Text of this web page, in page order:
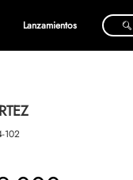
Lanzamientos
102